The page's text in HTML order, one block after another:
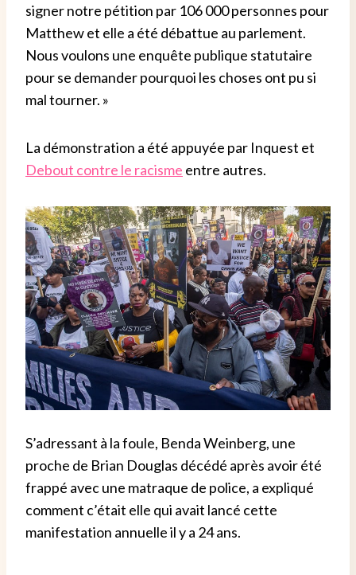
signer notre pétition par 106 000 personnes pour
Matthew et elle a été débattue au parlement.
Nous voulons une enquête publique statutaire
pour se demander pourquoi les choses ont pu si
mal tourner. »
La démonstration a été appuyée par Inquest et
Debout contre le racisme entre autres.
S’adressant à la foule, Benda Weinberg, une
proche de Brian Douglas décédé après avoir été
frappé avec une matraque de police, a expliqué
comment c’était elle qui avait lancé cette
manifestation annuelle il y a 24 ans.